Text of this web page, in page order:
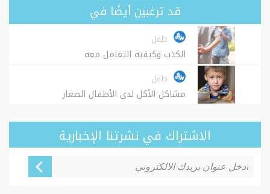
قد ترغبين أيضًا في
طفل
الكذب وكيفية التعامل معه
طفل
مشاكل الأكل لدى الأطفال الصغار
الاشتراك في نشرتنا الإخبارية